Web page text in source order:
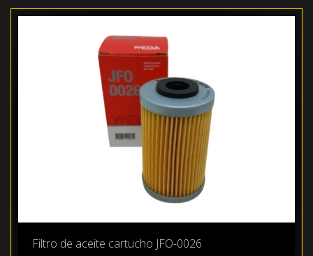
Filtro de aceite cartucho JFO-0026